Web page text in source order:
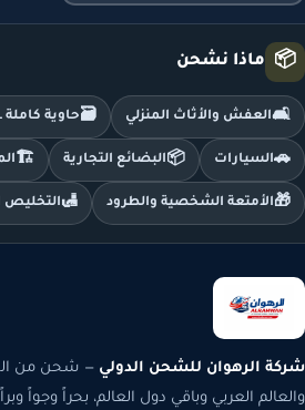
📦 ماذا نشحن
🛋️العفش والأثاث المنزلي 🗃️حاوية كاملة FCL
🚗السيارات 📦البضائع التجارية 🏗️
🎁الأمتعة الشخصية والطرود 🛃التخليص
شركة الرهوان للشحن الدولي — شحن من
والعالم العربي وباقي دول العالم، بحراً وجواً